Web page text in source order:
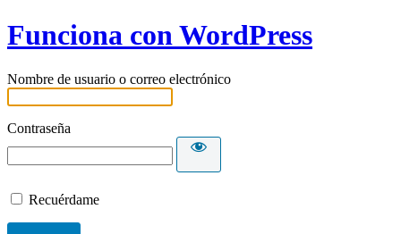
Funciona con WordPress
Nombre de usuario o correo electrónico
Contraseña
Recuérdame